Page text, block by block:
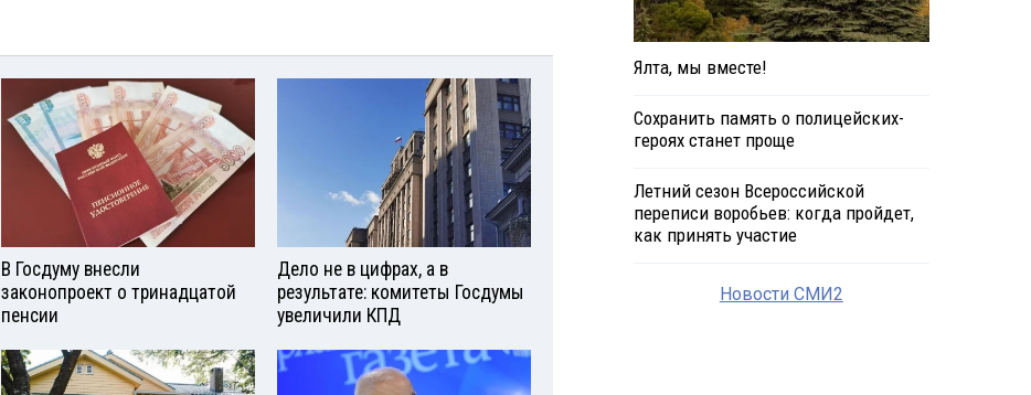
В Госдуму внесли
законопроект о тринадцатой
пенсии
Дело не в цифрах, а в
результате: комитеты Госдумы
увеличили КПД
Ялта, мы вместе!
Сохранить память о полицейских-
героях станет проще
Летний сезон Всероссийской
переписи воробьев: когда пройдет,
как принять участие
Новости СМИ2